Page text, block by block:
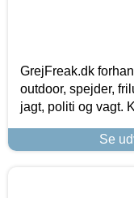
GrejFreak.dk
outdoor, spejder,
jagt, politi og vagt.
Se